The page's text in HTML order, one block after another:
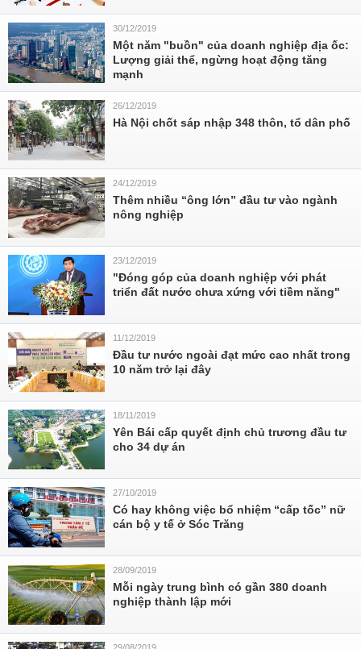
30/12/2019
Một năm "buồn" của doanh nghiệp địa ốc:
Lượng giải thể, ngừng hoạt động tăng
mạnh
26/12/2019
Hà Nội chốt sáp nhập 348 thôn, tổ dân phố
24/12/2019
Thêm nhiều “ông lớn” đầu tư vào ngành
nông nghiệp
23/12/2019
"Đóng góp của doanh nghiệp với phát
triển đất nước chưa xứng với tiềm năng"
11/12/2019
Đầu tư nước ngoài đạt mức cao nhất trong
10 năm trở lại đây
18/11/2019
Yên Bái cấp quyết định chủ trương đầu tư
cho 34 dự án
27/10/2019
Có hay không việc bổ nhiệm “cấp tốc” nữ
cán bộ y tế ở Sóc Trăng
28/09/2019
Mỗi ngày trung bình có gần 380 doanh
nghiệp thành lập mới